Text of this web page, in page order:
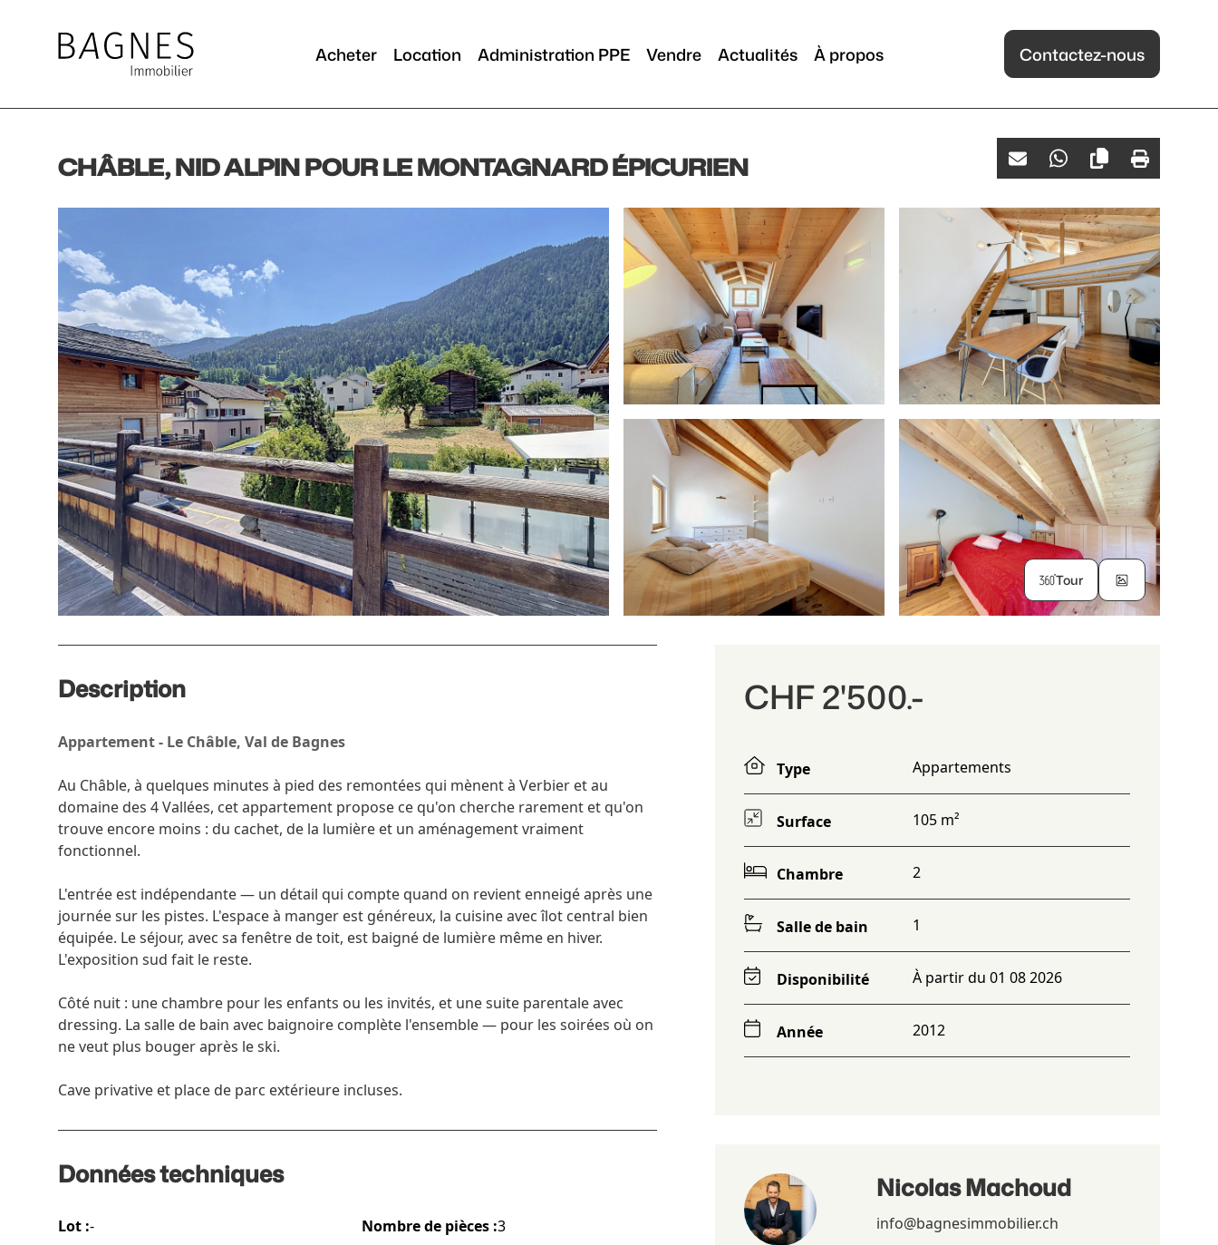
Acheter Location Administration PPE Vendre Actualités À propos Contactez-nous
CHÂBLE, NID ALPIN POUR LE MONTAGNARD ÉPICURIEN
Tour
Description
Appartement - Le Châble, Val de Bagnes
Au Châble, à quelques minutes à pied des remontées qui mènent à Verbier et au
domaine des 4 Vallées, cet appartement propose ce qu'on cherche rarement et qu'on
trouve encore moins : du cachet, de la lumière et un aménagement vraiment
fonctionnel.
L'entrée est indépendante — un détail qui compte quand on revient enneigé après une
journée sur les pistes. L'espace à manger est généreux, la cuisine avec îlot central bien
équipée. Le séjour, avec sa fenêtre de toit, est baigné de lumière même en hiver.
L'exposition sud fait le reste.
Côté nuit : une chambre pour les enfants ou les invités, et une suite parentale avec
dressing. La salle de bain avec baignoire complète l'ensemble — pour les soirées où on
ne veut plus bouger après le ski.
Cave privative et place de parc extérieure incluses.
Données techniques
Lot :- Nombre de pièces :3
CHF 2'500.-
Type Appartements
Surface 105 m²
Chambre 2
Salle de bain 1
Disponibilité À partir du 01 08 2026
Année 2012
Nicolas Machoud
info@bagnesimmobilier.ch